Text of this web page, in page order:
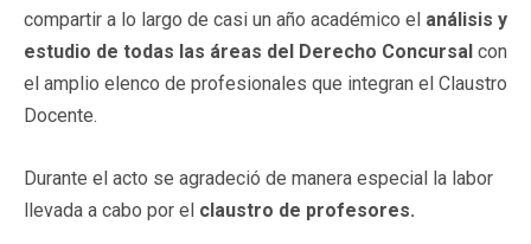
compartir a lo largo de casi un año académico el análisis y
estudio de todas las áreas del Derecho Concursal con
el amplio elenco de profesionales que integran el Claustro
Docente.
Durante el acto se agradeció de manera especial la labor
llevada a cabo por el claustro de profesores.